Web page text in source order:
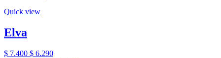
Quick view
Elva
$ 7.400 $ 6.290